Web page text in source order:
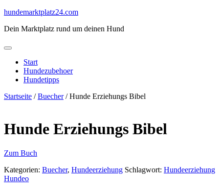
Skip
content
hundemarktplatz24.com
Dein Marktplatz rund um deinen Hund
Start
Hundezubehoer
Hundetipps
Startseite /Buecher/ Hunde Erziehungs Bibel
Hunde Erziehungs Bibel
Zum Buch
Kategorien: Buecher, Hundeerziehung Schlagwort: Hundeerziehung
Hundeo